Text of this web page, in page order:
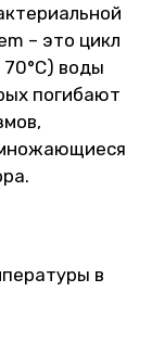
– это цикл
70°С) воды
погибают
в